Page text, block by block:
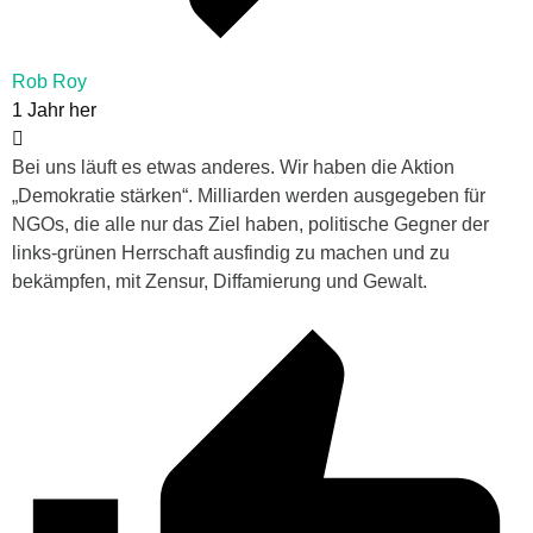
Rob Roy
1 Jahr her
Bei uns läuft es etwas anderes. Wir haben die Aktion
„Demokratie stärken“. Milliarden werden ausgegeben für
NGOs, die alle nur das Ziel haben, politische Gegner der
links-grünen Herrschaft ausfindig zu machen und zu
bekämpfen, mit Zensur, Diffamierung und Gewalt.